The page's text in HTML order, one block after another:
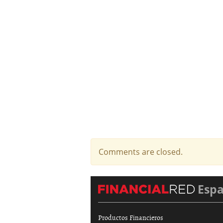
Comments are closed.
Productos Financieros